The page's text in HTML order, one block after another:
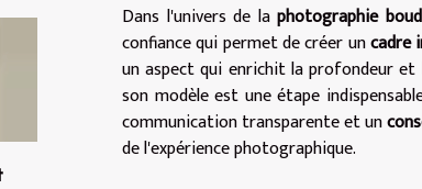
Dans l'univers de la photographie
confiance qui permet de créer uncadre
un aspect qui enrichit la profondeur et
son modèle est une étape
communication transparente et un
de l'expérience photographique.